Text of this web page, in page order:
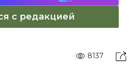
с редакцией
8137